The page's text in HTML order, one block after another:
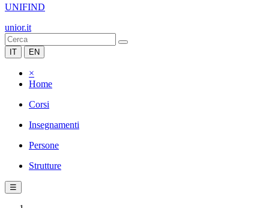
UNIFIND
unior.it
IT EN
×
Home
Corsi
Insegnamenti
Persone
Strutture
☰